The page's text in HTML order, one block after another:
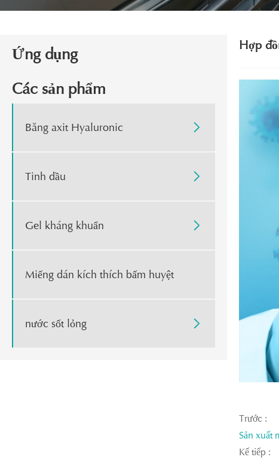
Ứng dụng
Các sản phẩm
Băng axit Hyaluronic 
Tinh dầu 
Gel kháng khuẩn 
Miếng dán kích thích bấm huyệt
nước sốt lỏng 
Hợp
Trước :
Sản xuất
Kế tiếp :